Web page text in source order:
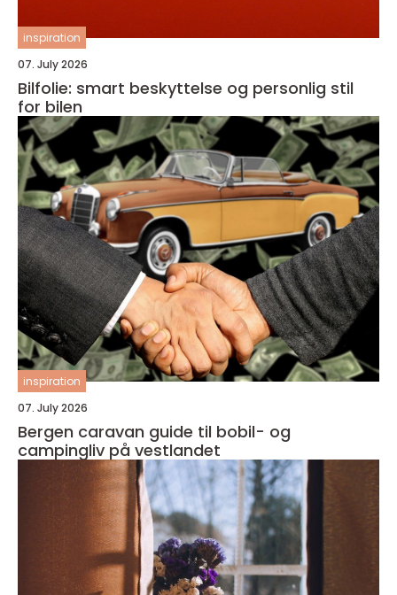
inspiration
07. July 2026
Bilfolie: smart beskyttelse og personlig stil
for bilen
inspiration
07. July 2026
Bergen caravan guide til bobil- og
campingliv på vestlandet